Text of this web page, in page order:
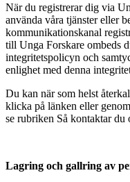
När du registrerar dig via
använda våra tjänster eller
kommunikationskanal
till Unga Forskare ombeds
integritetspolicyn och
enlighet med denna
Du kan när som helst
klicka på länken eller
se rubriken Så kontaktar du
Lagring och gallring av